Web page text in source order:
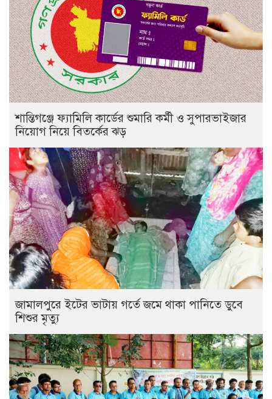
শান্তিগঞ্জে ফ্যামিলি কার্ডের শুমারি কর্মী ও সুপারভাইজার
নিয়োগ নিয়ে বিতর্কের ঝড়
জামালপুরে ইটের ভাটায় গর্তে জমে থাকা পানিতে ডুবে
শিশুর মৃত্যু